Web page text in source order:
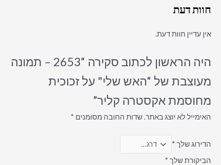
חוות דעת
אין עדיין חוות דעת.
היה הראשון לכתוב סקירה “2653 – תמונה
מעוצבת של “האש שלי" על זכוכית
מחוסמת אקסטרה קליר”
האימייל לא יוצג באתר.שדות החובה מסומנים *
הדירוג שלך *
הביקורת שלך *